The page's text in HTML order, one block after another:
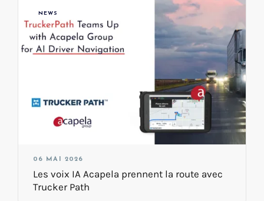
NEWS
06 MAI 2026
Les voix IA Acapela prennent la route avec
Trucker Path